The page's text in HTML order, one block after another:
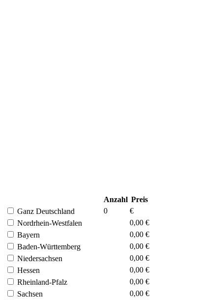
Anzahl Preis
Ganz Deutschland
0
€
Nordrhein-Westfalen
0,00 €
Bayern
0,00 €
Baden-Württemberg
0,00 €
Niedersachsen
0,00 €
Hessen
0,00 €
Rheinland-Pfalz
0,00 €
Sachsen
0,00 €